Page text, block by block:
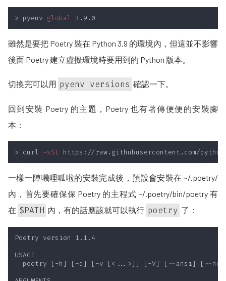
> pyenv global
雖然是要把 Poetry 裝在 Python 3.9 的環境內，但這並不影響
後面 Poetry 建立虛擬環境時要用到的 Python 版本。
切換完可以用 pyenv versions 確認一下。
回到安裝 Poetry 的主題，Poetry 也有著傳便便的安裝腳
本：
> curl -sSL https://raw.githubusercontent.com/
一樣一陣嘰哩呱啦的安裝完成後，預設會安裝在 ~/.poetry/
內，首先要確保保 Poetry 的主程式 ~/.poetry/bin/poetry 有
在 $PATH 內，有的話應該就可以執行 poetry 了：